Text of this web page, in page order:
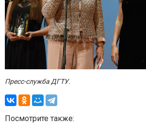
Пресс-служба ДГТУ.
Посмотрите также: